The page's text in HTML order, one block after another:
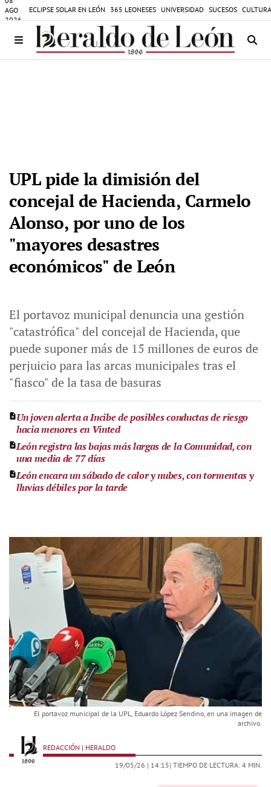
AGO
2026
ECLIPSE SOLAR EN LEÓN 365 LEONESES UNIVERSIDAD SUCESOS
UPL pide la dimisión del
concejal de Hacienda, Carmelo
Alonso, por uno de los
"mayores desastres
económicos" de León
El portavoz municipal denuncia una gestión
"catastrófica" del concejal de Hacienda, que
puede suponer más de 15 millones de euros de
perjuicio para las arcas municipales tras el
"fiasco" de la tasa de basuras
Un joven alerta a Incibe de posibles conductas de riesgo
hacia menores en Vinted
León registra las bajas más largas de la Comunidad, con
una media de 77 días
León encara un sábado de calor y nubes, con tormentas y
lluvias débiles por la tarde
El portavoz municipal de la UPL, Eduardo López Sendino, en una imagen de
archivo.
REDACCIÓN | HERALDO
19/05/26 | 14:15| TIEMPO DE LECTURA: 4 MIN.